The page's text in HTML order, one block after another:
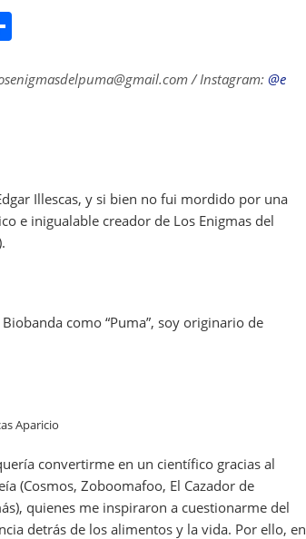
ar / Instagram: @e
Illescas, y si bien no fui mordido por una
e inigualable creador de Los Enigmas del
como “Puma”, soy originario de
Aparicio
convertirme en un científico gracias al
(Cosmos, Zoboomafoo, El Cazador de
quienes me inspiraron a cuestionarme del
detrás de los alimentos y la vida. Por ello, en